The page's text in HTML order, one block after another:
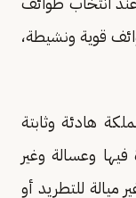
قوية ونشيطة،
هادئة وثابتة
فيها وعسالة وغير
ميالة للتطريد أو